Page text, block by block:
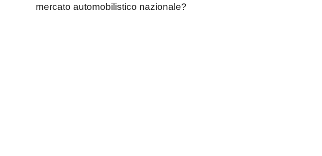
mercato automobilistico nazionale?